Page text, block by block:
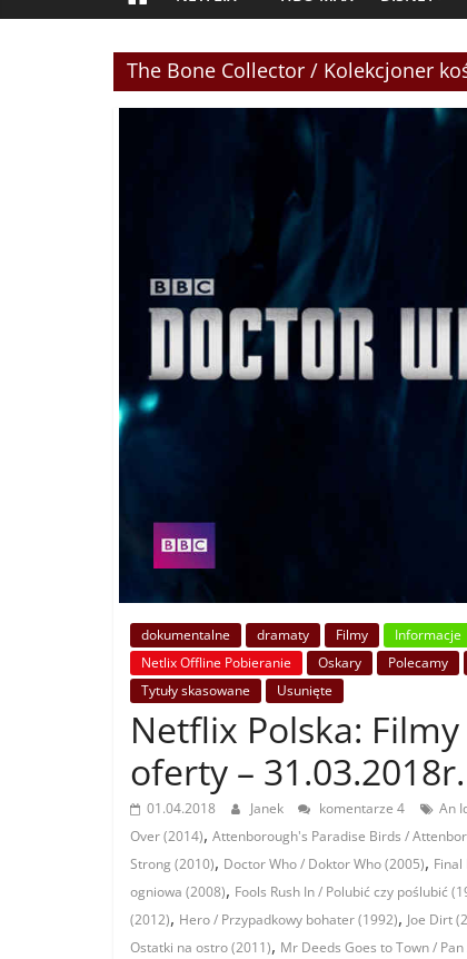
The Bone Collector / Kolekcjoner
dokumentalne dramaty Filmy Informacje
Netlix Offline Pobieranie
Oskary Polecamy
Tytuły skasowane
Usunięte
Netflix Polska:
oferty – 31.03.2018r.
01.04.2018 Janek komentarze 4 An
Over (2014), Attenborough's Paradise Birds /
Strong (2010), Doctor Who / Doktor Who (2005),
ogniowa (2008), Fools Rush In / Polubić czy poślubić
(2012), Hero / Przypadkowy bohater (1992), Joe Dirt
Ostatki na ostro (2011), Mr Deeds Goes to Town /